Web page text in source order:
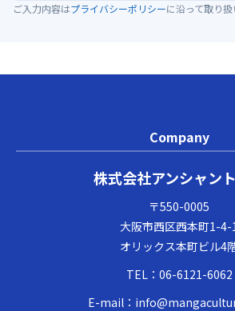
ご入力内容はプライバシーポリシーに沿って取り扱
Company
株式会社アンシャン
〒550-0005
大阪市西区西本町1-4-
オリックス本町ビル4
TEL： 06-6121-6062
E-mail：